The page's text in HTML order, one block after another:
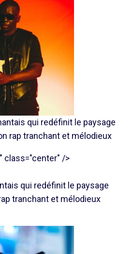
qui redéfinit le paysage
rap tranchant et mélodieux
class="center" />
qui redéfinit le paysage
tranchant et mélodieux